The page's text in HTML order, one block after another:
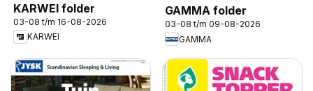
KARWEI folder
03-08 t/m 16-08-2026
KARWEI
GAMMA folder
03-08 t/m 09-08-2026
GAMMA